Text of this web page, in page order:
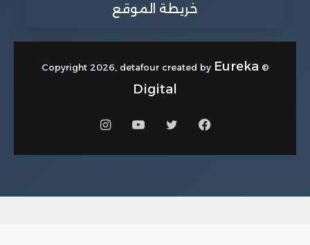
خريطة الموقع
© Copyright 2026, detafour created by
Eureka
Digital
فيسبوكتويتر يوتيوبانستقرام